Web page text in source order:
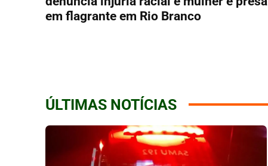
em flagrante em Rio Branco
ÚLTIMAS NOTÍCIAS